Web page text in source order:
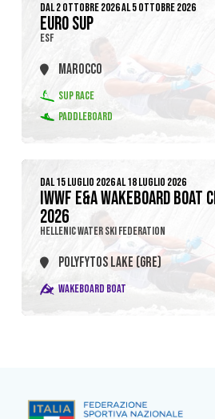
DAL 2 OTTOBRE 2026 AL 5 OTTOBRE 2026
EURO SUP
ESF
MAROCCO
SUP RACE
PADDLEBOARD
DAL 15 LUGLIO 2026 AL 18 LUGLIO 2026
IWWF E&A WAKEBOARD BOAT
2026
HELLENIC WATER SKI FEDERATION
POLYFYTOS LAKE (GRE)
WAKEBOARD BOAT